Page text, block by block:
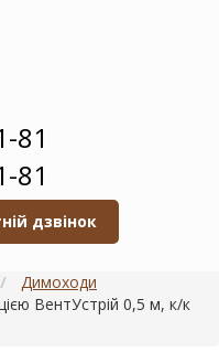
81
81
дзвінок
Димоходи
ВентУстрій 0,5 м, к/к